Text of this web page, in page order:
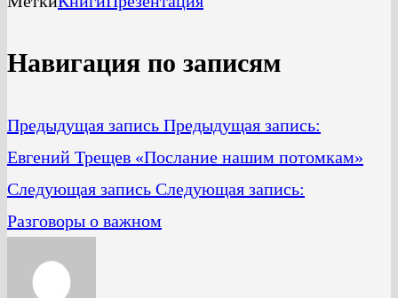
Навигация по записям
Предыдущая запись Предыдущая запись:
Евгений Трещев «Послание нашим потомкам»
Следующая запись Следующая запись:
Разговоры о важном